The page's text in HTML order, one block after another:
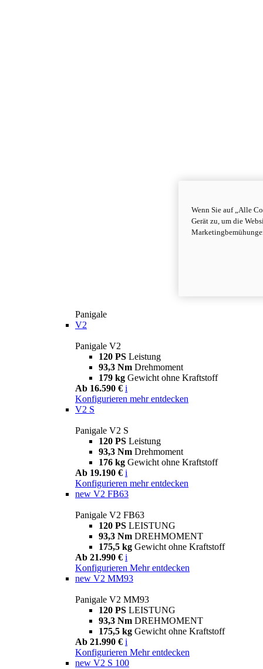
Panigale
V2
Panigale V2
120 PS Leistung
93,3 Nm Drehmoment
179 kg Gewicht ohne Kraftstoff
Ab 16.590 € i
Konfigurieren mehr entdecken
V2 S
Panigale V2 S
120 PS Leistung
93,3 Nm Drehmoment
176 kg Gewicht ohne Kraftstoff
Ab 19.190 € i
Konfigurieren mehr entdecken
new V2 FB63
Panigale V2 FB63
120 PS LEISTUNG
93,3 Nm DREHMOMENT
175,5 kg Gewicht ohne Kraftstoff
Ab 21.990 € i
Konfigurieren Mehr entdecken
new V2 MM93
Panigale V2 MM93
120 PS LEISTUNG
93,3 Nm DREHMOMENT
175,5 kg Gewicht ohne Kraftstoff
Ab 21.990 € i
Konfigurieren Mehr entdecken
new V2 S 100
Wenn Sie auf „Alle
Gerät zu, um die